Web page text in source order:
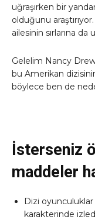
uğraşırken bir
olduğunu
ailesinin sırlarına da
Gelelim Nancy
bu Amerikan
böylece ben de
İsterseniz
maddeler
Dizi oyunculuklar
karakterinde